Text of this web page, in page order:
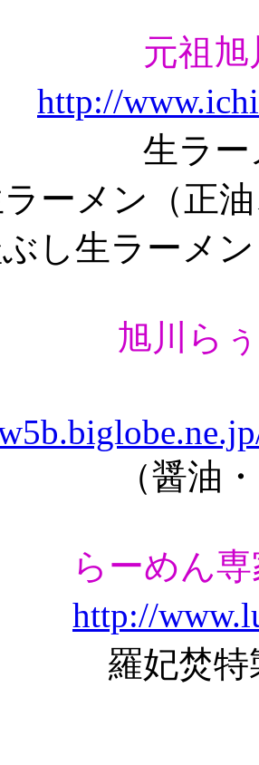
元祖
http://
メン（
ーメン（正
し生ラーメ
旭川ら
・味噌
らーめん
http://
特製生ら